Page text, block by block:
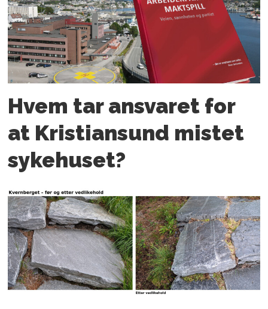
Hvem tar ansvaret for
at Kristiansund mistet
sykehuset?